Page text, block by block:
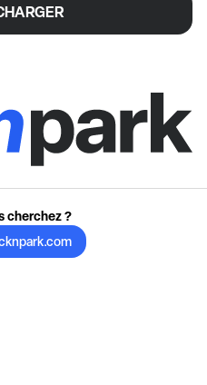
cherchez ?